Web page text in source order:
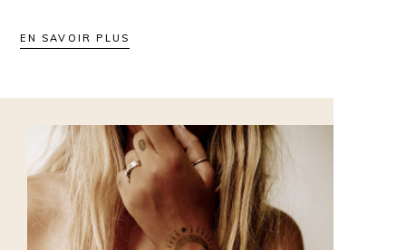
EN SAVOIR PLUS